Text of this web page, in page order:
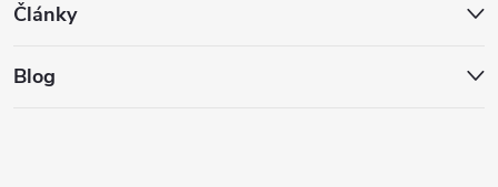
Články
Blog